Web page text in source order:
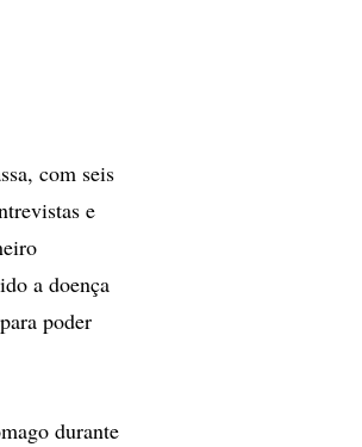
com seis
e
a doença
poder
durante